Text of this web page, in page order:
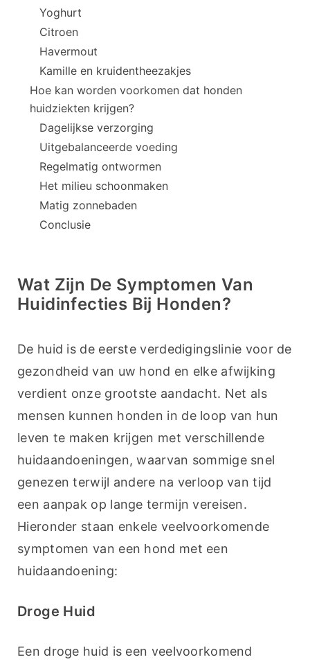
Yoghurt
Citroen
Havermout
Kamille en kruidentheezakjes
Hoe kan worden voorkomen dat honden
huidziekten krijgen?
Dagelijkse verzorging
Uitgebalanceerde voeding
Regelmatig ontwormen
Het milieu schoonmaken
Matig zonnebaden
Conclusie
Wat Zijn De Symptomen Van
Huidinfecties Bij Honden?
De huid is de eerste verdedigingslinie voor de
gezondheid van uw hond en elke afwijking
verdient onze grootste aandacht. Net als
mensen kunnen honden in de loop van hun
leven te maken krijgen met verschillende
huidaandoeningen, waarvan sommige snel
genezen terwijl andere na verloop van tijd
een aanpak op lange termijn vereisen.
Hieronder staan enkele veelvoorkomende
symptomen van een hond met een
huidaandoening:
Droge Huid
Een droge huid is een veelvoorkomend